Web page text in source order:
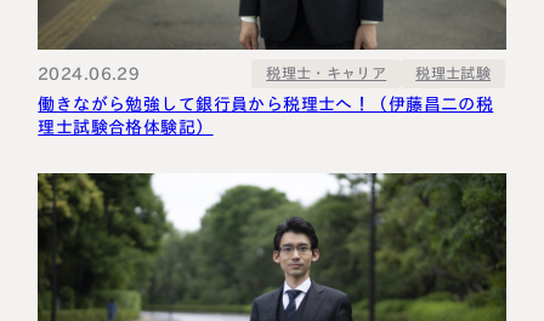
2024.06.29 税理士・キャリア 税理士試験
働きながら勉強して銀行員から税理士へ！（伊藤昌二の税
理士試験合格体験記）